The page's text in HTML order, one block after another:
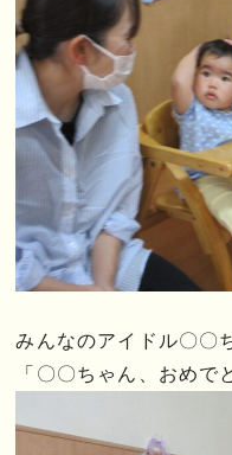
みんなのアイドル〇〇
「〇〇ちゃん、おめで